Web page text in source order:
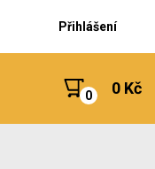
Přihlášení
0 Kč